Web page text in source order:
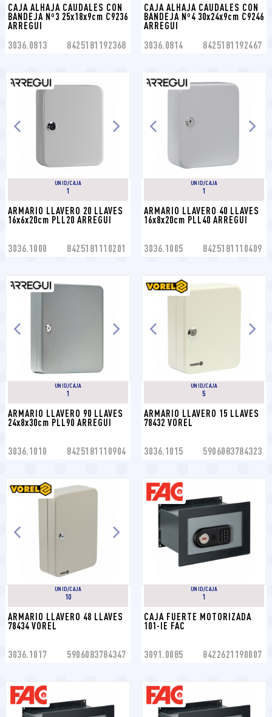
CAJA ALHAJA CAUDALES CON
BANDEJA Nº3 25x18x9cm C9236
ARREGUI
3036.0813 8425181192368
CAJA ALHAJA CAUDALES CON
BANDEJA Nº4 30x24x9cm C9246
ARREGUI
3036.0814 8425181192467
UNID/CAJA
1
ARMARIO LLAVERO 20 LLAVES
16x6x20cm PLL20 ARREGUI
3036.1000 8425181110201
UNID/CAJA
1
ARMARIO LLAVERO 40 LLAVES
16x8x20cm PLL40 ARREGUI
3036.1005 8425181110409
UNID/CAJA
1
ARMARIO LLAVERO 90 LLAVES
24x8x30cm PLL90 ARREGUI
3036.1010 8425181110904
UNID/CAJA
5
ARMARIO LLAVERO 15 LLAVES
78432 VOREL
3036.1015 5906083784323
UNID/CAJA
10
ARMARIO LLAVERO 48 LLAVES
78434 VOREL
3036.1017 5906083784347
UNID/CAJA
1
CAJA FUERTE MOTORIZADA
101-IE FAC
3091.0085 8422621190007